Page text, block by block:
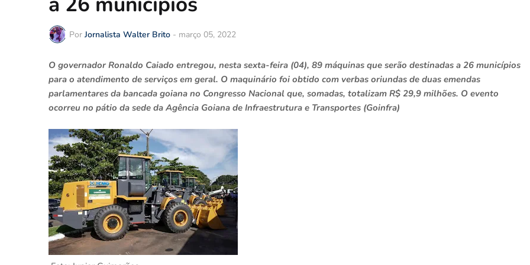
Por Jornalista Walter Brito - março 05, 2022
O governador Ronaldo Caiado entregou, nesta sexta-feira (04), 89 máquinas que serão destinadas a 26 municípios
para o atendimento de serviços em geral. O maquinário foi obtido com verbas oriundas de duas emendas
parlamentares da bancada goiana no Congresso Nacional que, somadas, totalizam R$ 29,9 milhões. O evento
ocorreu no pátio da sede da Agência Goiana de Infraestrutura e Transportes (Goinfra)